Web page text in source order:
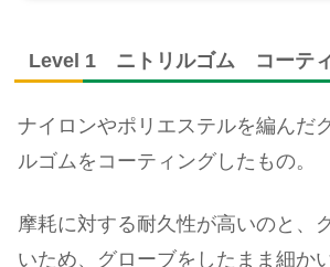
Level 1 ニトリルゴム コーテ
ナイロンやポリエステルを編んだ
ルゴムをコーティングしたもの。
摩耗に対する耐久性が高いのと、
いため、グローブをしたまま細か